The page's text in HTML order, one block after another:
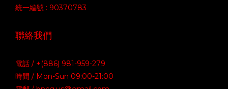
統一編號 : 90370783
聯絡我們
電話 / +(886) 981-959-279
時間 / Mon-Sun 09:00-21:00